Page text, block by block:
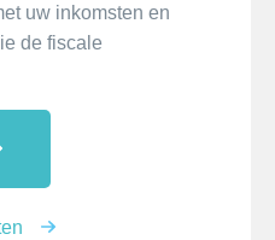
uw inkomsten en
de fiscale